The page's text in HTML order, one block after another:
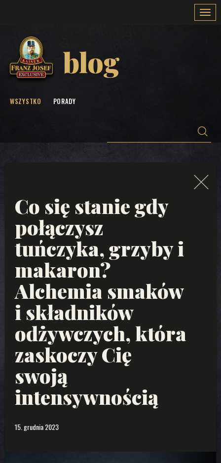
blog
WSZYSTKO PORADY
Co się stanie gdy
połączysz
tuńczyka, grzyby i
makaron?
Alchemia smaków
i składników
odżywczych, która
zaskoczy Cię
swoją
intensywnością
15. grudnia 2023